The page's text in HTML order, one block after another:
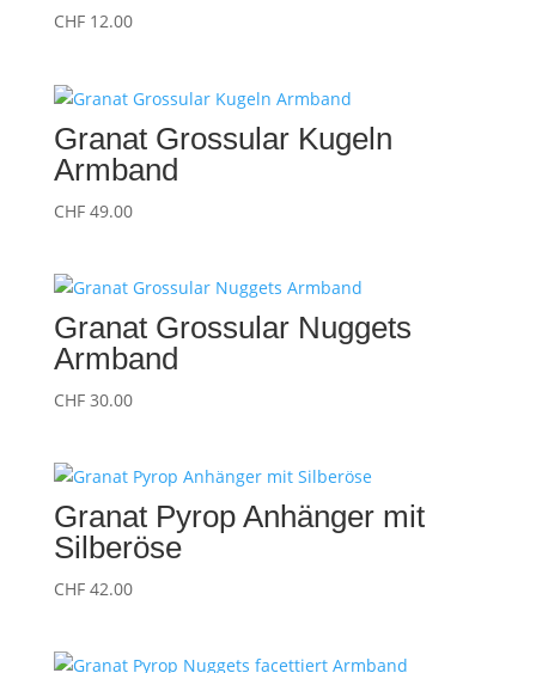
CHF12.00
Granat Grossular Kugeln
Armband
CHF49.00
Granat Grossular Nuggets
Armband
CHF30.00
Granat Pyrop Anhänger mit
Silberöse
CHF42.00